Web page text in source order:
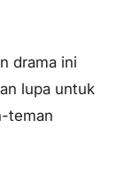
drama ini
lupa untuk
teman